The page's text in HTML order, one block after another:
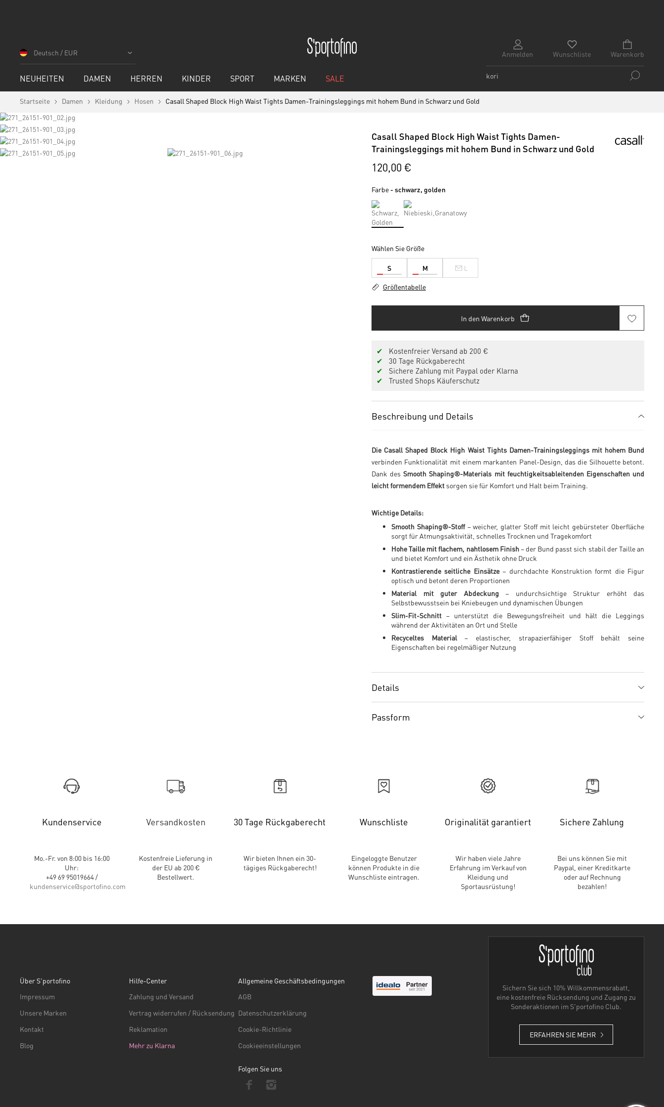
springen
Anmelden Warenkorb
Wunschliste
Deutsch / EUR
NEUHEITEN DAMEN HERREN KINDER SPORT MARKEN SALE
Startseite Damen Kleidung Hosen
Casall Shaped Block High Waist Tights Damen-Trainingsleggings mit hohem Bund in Schwarz und Gold
Skip
to
the
end
of
Casall Shaped Block High Waist Tights Damen-
Trainingsleggings mit hohem Bund in Schwarz und Gold
120,00 €
Farbe - schwarz, golden
Wählen Sie Größe
S M L
Größentabelle
In den Warenkorb
✔
Kostenfreier Versand ab 200 €
✔
30 Tage Rückgaberecht
✔
Sichere Zahlung mit Paypal oder Klarna
✔
Trusted Shops Käuferschutz
Beschreibung und Details
Die Casall Shaped Block High Waist Tights Damen-Trainingsleggings mit hohem Bund
verbinden Funktionalität mit einem markanten Panel-Design, das die Silhouette betont.
Dank desSmooth Shaping®-Materials mit feuchtigkeitsableitenden Eigenschaften und
leicht formendem Effekt sorgen sie für Komfort und Halt beim Training.
Wichtige Details:
Smooth Shaping®-Stoff– weicher, glatter Stoff mit leicht gebürsteter Oberfläche
sorgt für Atmungsaktivität, schnelles Trocknen und Tragekomfort
Hohe Taille mit flachem, nahtlosem Finish– der Bund passt sich stabil der Taille an
und bietet Komfort und ein Ästhetik ohne Druck
Kontrastierende seitliche Einsätze– durchdachte Konstruktion formt die Figur
optisch und betont deren Proportionen
Material mit guter Abdeckung – undurchsichtige Struktur erhöht das
Selbstbewusstsein bei Kniebeugen und dynamischen Übungen
Slim-Fit-Schnitt – unterstützt die Bewegungsfreiheit und hält die Leggings
während der Aktivitäten an Ort und Stelle
Recyceltes Material– elastischer, strapazierfähiger Stoff behält seine
Eigenschaften bei regelmäßiger Nutzung
Details
Passform
Kundenservice
Mo.-Fr. von 8:00 bis 16:00
Uhr:
+49 69 95019664 /
kundenservice@sportofino.com
Versandkosten
Kostenfreie Lieferung in
der EU ab 200 €
Bestellwert.
30 Tage Rückgaberecht
Wir bieten Ihnen ein 30-
tägiges Rückgaberecht!
Wunschliste
Eingeloggte Benutzer
können Produkte in die
Wunschliste eintragen.
Originalität garantiert
Wir haben viele Jahre
Erfahrung im Verkauf von
Kleidung und
Sportausrüstung!
Sichere Zahlung
Bei uns können Sie mit
Paypal, einer Kreditkarte
oder auf Rechnung
bezahlen!
Sichern Sie sich 10% Willkommensrabatt,
eine kostenfreie Rücksendung und Zugang zu
Sonderaktionen im S'portofino Club.
ERFAHREN SIE MEHR
Über S'portofino
Impressum
Unsere Marken
Kontakt
Blog
Hilfe-Center
Zahlung und Versand
Vertrag widerrufen / Rücksendung
Reklamation
Mehr zu Klarna
Allgemeine Geschäftsbedingungen
AGB
Datenschutzerklärung
Cookie-Richtlinie
Cookieeinstellungen
Folgen Sie uns